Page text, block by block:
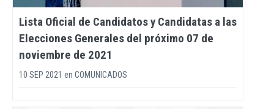
Lista Oficial de Candidatos y Candidatas a las
Elecciones Generales del próximo 07 de
noviembre de 2021
10 SEP 2021 en COMUNICADOS